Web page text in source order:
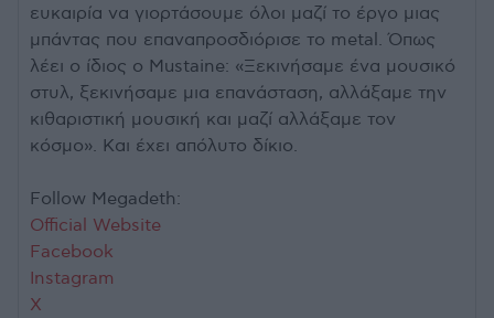
ευκαιρία να γιορτάσουμε όλοι μαζί το έργο μιας
μπάντας που επαναπροσδιόρισε το metal. Όπως
λέει ο ίδιος ο Mustaine: «Ξεκινήσαμε ένα μουσικό
στυλ, ξεκινήσαμε μια επανάσταση, αλλάξαμε την
κιθαριστική μουσική και μαζί αλλάξαμε τον
κόσμο». Και έχει απόλυτο δίκιο.
Follow Megadeth:
Official Website
Facebook
Instagram
X